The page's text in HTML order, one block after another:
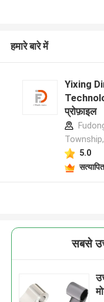
हमारे बारे में
Yixing
प्रोफ़ाइल
5.0
सबसे